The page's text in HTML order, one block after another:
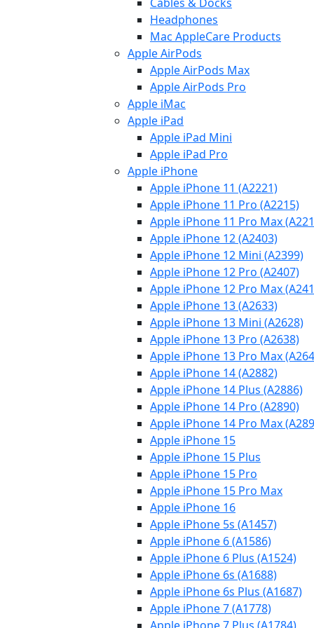
Headphones
Mac AppleCare Products
Apple AirPods
Apple AirPods Max
Apple AirPods Pro
Apple iMac
Apple iPad
Apple iPad Mini
Apple iPad Pro
Apple iPhone
Apple iPhone 11 (A2221)
Apple iPhone 11 Pro (A2215)
Apple iPhone 11 Pro Max
Apple iPhone 12 (A2403)
Apple iPhone 12 Mini (A2399)
Apple iPhone 12 Pro (A2407)
Apple iPhone 12 Pro Max
Apple iPhone 13 (A2633)
Apple iPhone 13 Mini (A2628)
Apple iPhone 13 Pro (A2638)
Apple iPhone 13 Pro Max
Apple iPhone 14 (A2882)
Apple iPhone 14 Plus (A2886)
Apple iPhone 14 Pro (A2890)
Apple iPhone 14 Pro Max
Apple iPhone 15
Apple iPhone 15 Plus
Apple iPhone 15 Pro
Apple iPhone 15 Pro Max
Apple iPhone 16
Apple iPhone 5s (A1457)
Apple iPhone 6 (A1586)
Apple iPhone 6 Plus (A1524)
Apple iPhone 6s (A1688)
Apple iPhone 6s Plus (A1687)
Apple iPhone 7 (A1778)